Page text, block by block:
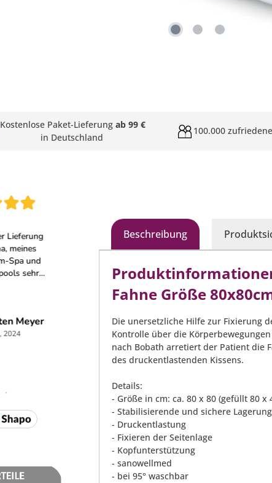
Kostenlose Paket-Lieferung ab 99 €
in Deutschland
100.000
Beschreibung
Fahne Größe
Die unersetzliche Hilfe zur Fixierung
Kontrolle über die
nach Bobath arretiert der Patient die
des druckentlastenden Kissens.
Details:
- Größe in cm: ca. 80 x 80 (gefüllt 80 x
- Stabilisierende und sichere Lagerung
- Druckentlastung
- Fixieren der Seitenlage
- Kopfunterstützung
- sanowellmed
- bei 95° waschbar